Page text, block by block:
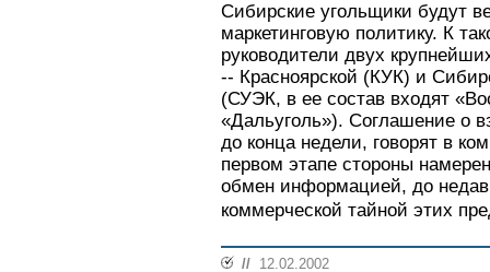
Сибирские угольщики будут
маркетинговую политику. К
руководители двух
-- Красноярской (КУК) и
(СУЭК, в ее состав входят
«Дальуголь»). Соглашение о
до конца недели, говорят в
первом этапе стороны
обмен информацией, до
коммерческой тайной этих
// 12.02.2002